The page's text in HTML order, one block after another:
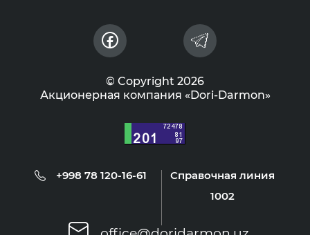
© Copyright 2026
Акционерная компания «Dori-Darmon»
+998 78 120-16-61
Справочная линия
1002